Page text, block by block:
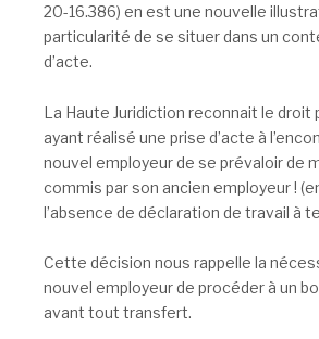
20-16.386) en est une nouvelle
particularité de se situer dans un
d’acte.
La Haute Juridiction reconnait le droit
ayant réalisé une prise d’acte à
nouvel employeur de se prévaloir de
commis par son ancien employeur !
l’absence de déclaration de travail à
Cette décision nous rappelle la
nouvel employeur de procéder à un
avant tout transfert.